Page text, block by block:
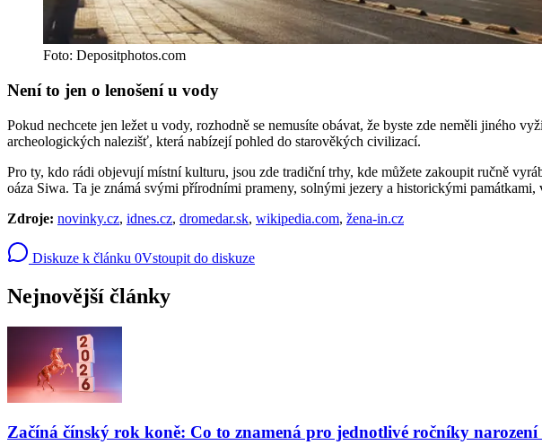
Foto: Depositphotos.com
Není to jen o lenošení u vody
Pokud nechcete jen ležet u vody, rozhodně se nemusíte obávat, že byste zde neměli jiného
archeologických nalezišť, která nabízejí pohled do starověkých civilizací.
Pro ty, kdo rádi objevují místní kulturu, jsou zde tradiční trhy, kde můžete zakoupit ručně
oáza Siwa. Ta je známá svými přírodními prameny, solnými jezery a historickými
Zdroje: novinky.cz, idnes.cz, dromedar.sk, wikipedia.com, žena-in.cz
Diskuze k článku 0Vstoupit do diskuze
Nejnovější články
Začíná čínský rok koně: Co to znamená pro jednotlivé ročníky